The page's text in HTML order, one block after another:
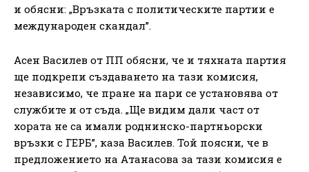
и обясни: „Връзката с политическите партии е
международен скандал”.
Асен Василев от ПП обясни, че и тяхната партия
ще подкрепи създаването на тази комисия,
независимо, че пране на пари се установява от
службите и от съда. „Ще видим дали част от
хората не са имали роднинско-партньорски
връзки с ГЕРБ”, каза Василев. Той поясни, че в
предложението на Атанасова за тази комисия е